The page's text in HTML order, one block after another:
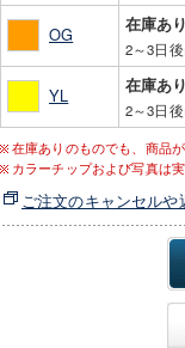
OG 在庫あり
2～3日
YL 在庫あり
2～3日
在庫ありのものでも、商品
カラーチップおよび写真は
ご注文のキャンセル